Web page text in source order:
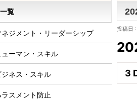
投稿日
3
覧
ネジメント・リーダーシップ
ューマン・スキル
ジネス・スキル
ラスメント防止